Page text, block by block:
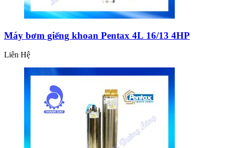
Máy bơm giếng khoan Pentax 4L 16/13 4HP
Liên Hệ